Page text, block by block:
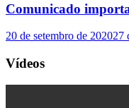
Comunicado
20 de setembro de 202027
Vídeos